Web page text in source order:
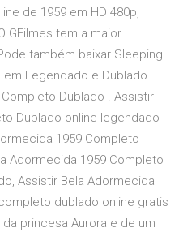
de 1959 em HD 480p,
GFilmes tem a maior
também baixar Sleeping
Legendado e Dublado.
Dublado . Assistir
Dublado online legendado
1959 Completo
Adormecida 1959 Completo
Assistir Bela Adormecida
dublado online gratis
princesa Aurora e de um